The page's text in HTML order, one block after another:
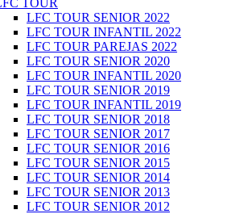
LFC TOUR
LFC TOUR SENIOR 2022
LFC TOUR INFANTIL 2022
LFC TOUR PAREJAS 2022
LFC TOUR SENIOR 2020
LFC TOUR INFANTIL 2020
LFC TOUR SENIOR 2019
LFC TOUR INFANTIL 2019
LFC TOUR SENIOR 2018
LFC TOUR SENIOR 2017
LFC TOUR SENIOR 2016
LFC TOUR SENIOR 2015
LFC TOUR SENIOR 2014
LFC TOUR SENIOR 2013
LFC TOUR SENIOR 2012